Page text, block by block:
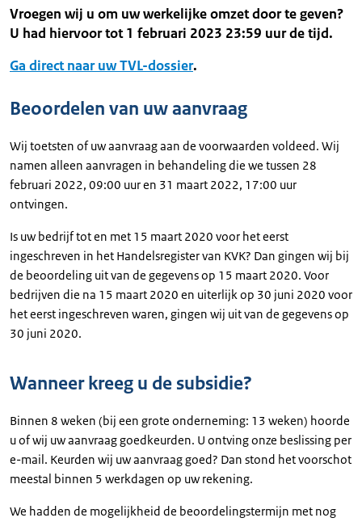
Vroegen wij u om uw werkelijke omzet door te geven?
U had hiervoor tot 1 februari 2023 23:59 uur de tijd.
Ga direct naar uw TVL-dossier.
Beoordelen van uw aanvraag
Wij toetsten of uw aanvraag aan de voorwaarden voldeed. Wij
namen alleen aanvragen in behandeling die we tussen 28
februari 2022, 09:00 uur en 31 maart 2022, 17:00 uur
ontvingen.
Is uw bedrijf tot en met 15 maart 2020 voor het eerst
ingeschreven in het Handelsregister van KVK? Dan gingen wij bij
de beoordeling uit van de gegevens op 15 maart 2020. Voor
bedrijven die na 15 maart 2020 en uiterlijk op 30 juni 2020 voor
het eerst ingeschreven waren, gingen wij uit van de gegevens op
30 juni 2020.
Wanneer kreeg u de subsidie?
Binnen 8 weken (bij een grote onderneming: 13 weken) hoorde
u of wij uw aanvraag goedkeurden. U ontving onze beslissing per
e-mail. Keurden wij uw aanvraag goed? Dan stond het voorschot
meestal binnen 5 werkdagen op uw rekening.
We hadden de mogelijkheid de beoordelingstermijn met nog